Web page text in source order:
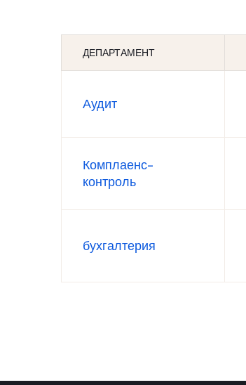
ДЕПАРТАМЕНТ
Аудит
Комплаенс-
контроль
бухгалтерия